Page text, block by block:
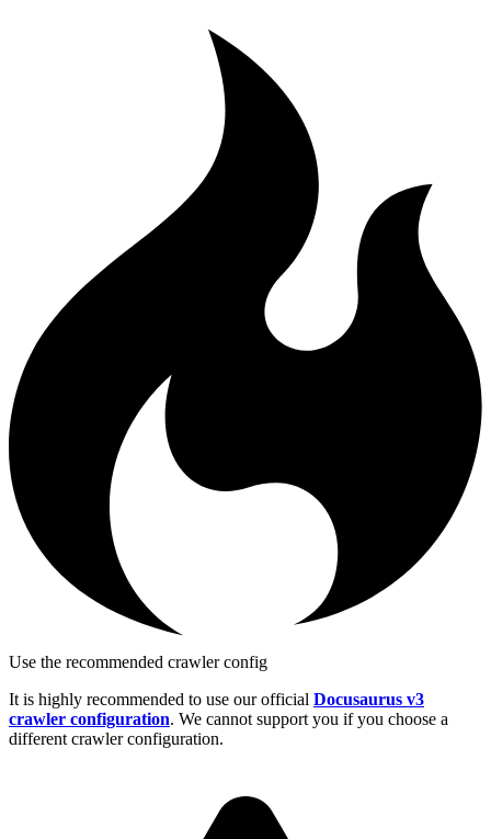
Use the recommended crawler config
It is highly recommended to use our official Docusaurus v3
crawler configuration. We cannot support you if you choose a
different crawler configuration.